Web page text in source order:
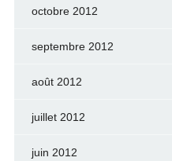
octobre 2012
septembre 2012
août 2012
juillet 2012
juin 2012